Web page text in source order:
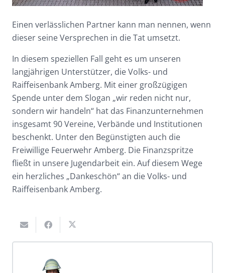
Einen verlässlichen Partner kann man nennen, wenn
dieser seine Versprechen in die Tat umsetzt.
In diesem speziellen Fall geht es um unseren
langjährigen Unterstützer, die Volks- und
Raiffeisenbank Amberg. Mit einer großzügigen
Spende unter dem Slogan „wir reden nicht nur,
sondern wir handeln“ hat das Finanzunternehmen
insgesamt 90 Vereine, Verbände und Institutionen
beschenkt. Unter den Begünstigten auch die
Freiwillige Feuerwehr Amberg. Die Finanzspritze
fließt in unsere Jugendarbeit ein. Auf diesem Wege
ein herzliches „Dankeschön“ an die Volks- und
Raiffeisenbank Amberg.